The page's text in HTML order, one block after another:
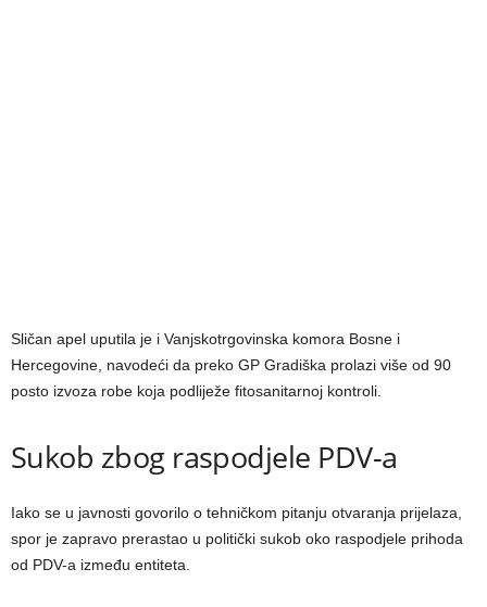
Sličan apel uputila je i Vanjskotrgovinska komora Bosne i
Hercegovine, navodeći da preko GP Gradiška prolazi više od 90
posto izvoza robe koja podliježe fitosanitarnoj kontroli.
Sukob zbog raspodjele PDV-a
Iako se u javnosti govorilo o tehničkom pitanju otvaranja prijelaza,
spor je zapravo prerastao u politički sukob oko raspodjele prihoda
od PDV-a između entiteta.